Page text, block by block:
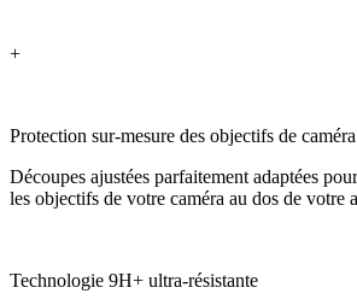
+
Protection sur-mesure des objectifs de
Découpes ajustées parfaitement adaptées
les objectifs de votre caméra au dos de votre
Technologie 9H+ ultra-résistante